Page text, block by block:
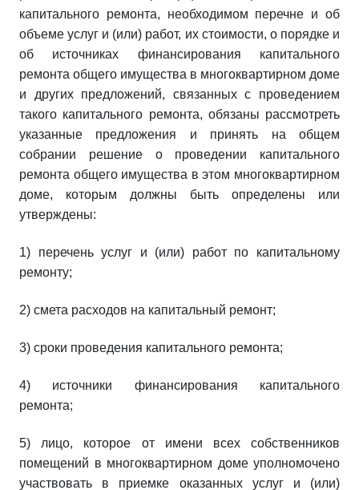
капитального ремонта, необходимом перечне и об
объеме услуг и (или) работ, их стоимости, о порядке и
об источниках финансирования капитального
ремонта общего имущества в многоквартирном доме
и других предложений, связанных с проведением
такого капитального ремонта, обязаны рассмотреть
указанные предложения и принять на общем
собрании решение о проведении капитального
ремонта общего имущества в этом многоквартирном
доме, которым должны быть определены или
утверждены:
1) перечень услуг и (или) работ по капитальному
ремонту;
2) смета расходов на капитальный ремонт;
3) сроки проведения капитального ремонта;
4) источники финансирования капитального
ремонта;
5) лицо, которое от имени всех собственников
помещений в многоквартирном доме уполномочено
участвовать в приемке оказанных услуг и (или)